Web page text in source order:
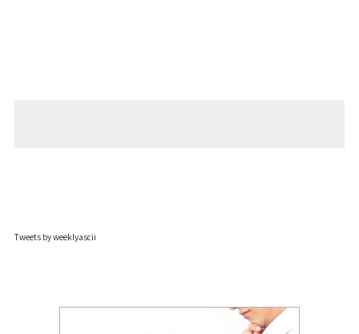
Tweets by weeklyascii